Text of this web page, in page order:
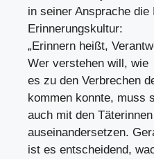
in seiner Ansprache
Erinnerungskultur:
„Erinnern heißt,
Wer verstehen will, wie
es zu den Verbrechen
kommen konnte, muss
auch mit den
auseinandersetzen.
ist es entscheidend,